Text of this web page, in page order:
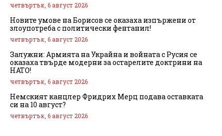
четвъртък, 6 август 2026
Новите умове на Борисов се оказаха изпържени от
злоупотреба с политически фентанил!
четвъртък, 6 август 2026
Залужни: Армията на Украйна и войната с Русия се
оказаха твърде модерни за остарелите доктрини на
НАТО!
четвъртък, 6 август 2026
Немският канцлер Фридрих Мерц подава оставката
си на 10 август?
четвъртък, 6 август 2026